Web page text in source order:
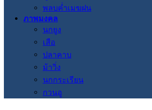
พลบค่ำเมฆฝน
ภาพมงคล
นกยูง
เสือ
ปลาคาบ
ม้าวิ่ง
นกกระเรียน
กวนอู